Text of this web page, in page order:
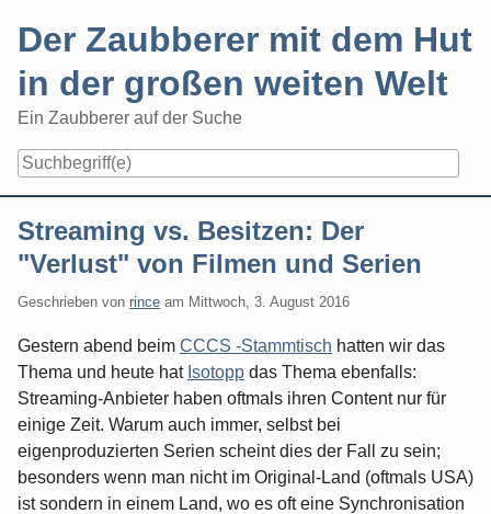
Der Zaubberer mit dem Hut
in der großen weiten Welt
Ein Zaubberer auf der Suche
Streaming vs. Besitzen: Der
"Verlust" von Filmen und Serien
Geschrieben von rince am Mittwoch, 3. August 2016
Gestern abend beim CCCS -Stammtisch hatten wir das
Thema und heute hat Isotopp das Thema ebenfalls:
Streaming-Anbieter haben oftmals ihren Content nur für
einige Zeit. Warum auch immer, selbst bei
eigenproduzierten Serien scheint dies der Fall zu sein;
besonders wenn man nicht im Original-Land (oftmals USA)
ist sondern in einem Land, wo es oft eine Synchronisation